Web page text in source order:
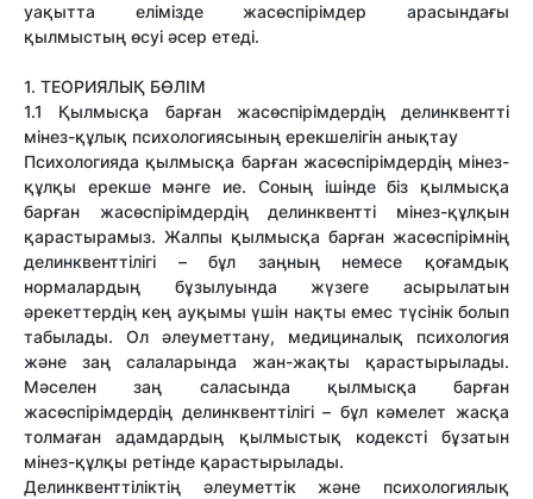
уақытта елімізде жасөспірімдер арасындағы
қылмыстың өсуі әсер етеді.
1. ТЕОРИЯЛЫҚ БӨЛІМ
1.1 Қылмысқа барған жасөспірімдердің делинквентті
мінез-құлық психологиясының ерекшелігін анықтау
Психологияда қылмысқа барған жасөспірімдердің мінез-
құлқы ерекше мәнге ие. Соның ішінде біз қылмысқа
барған жасөспірімдердің делинквентті мінез-құлқын
қарастырамыз. Жалпы қылмысқа барған жасөспірімнің
делинквенттілігі – бұл заңның немесе қоғамдық
нормалардың бұзылуында жүзеге асырылатын
әрекеттердің кең ауқымы үшін нақты емес түсінік болып
табылады. Ол әлеуметтану, медициналық психология
және заң салаларында жан-жақты қарастырылады.
Мәселен заң саласында қылмысқа барған
жасөспірімдердің делинквенттілігі – бұл кәмелет жасқа
толмаған адамдардың қылмыстық кодексті бұзатын
мінез-құлқы ретінде қарастырылады.
Делинквенттіліктің әлеуметтік және психологиялық